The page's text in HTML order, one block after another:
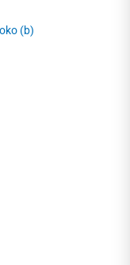
(b)